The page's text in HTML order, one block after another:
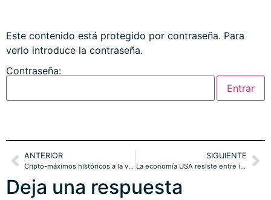
Este contenido está protegido por contraseña. Para
verlo introduce la contraseña.
Contraseña:
ANTERIOR
Cripto-máximos históricos a la vista, nuestras estrategias (ahora +50%) volarán.
SIGUIENTE
La economía USA resiste entre incertidumbres y las bolsas ignoran los riesgos. Ojo.
Deja una respuesta